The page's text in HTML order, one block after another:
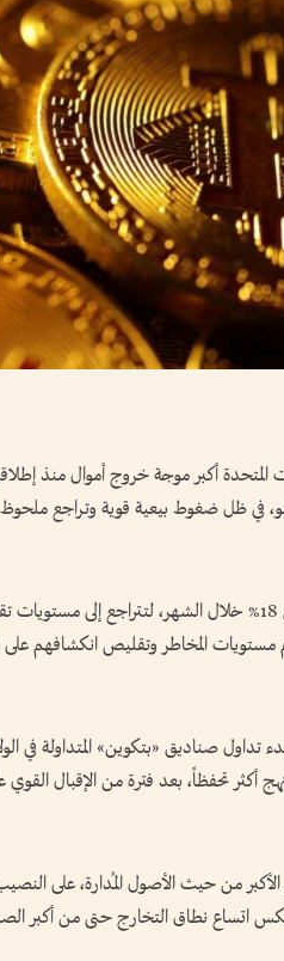
المتحدة أكبر موجة خروج أموال منذ
خلال شهر يونيو، في ظل ضغوط بيعية قوية وتراجع
مستويات المخاطر وتقليص انكشافهم
تداول صناديق «بتكوين» المتداولة في
أكثر تحفظاً، بعد فترة من الإقبال
من حيث الأصول المُدارة، على النصيب
3 مليارات دولار، ما يعكس اتساع نطاق التخارج حتى من